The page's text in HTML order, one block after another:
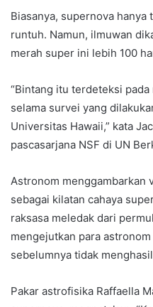
Biasanya, supernova
runtuh. Namun, ilmuwan
merah super ini lebih 100
“Bintang itu terdeteksi
selama survei yang
Universitas Hawaii,” kata
pascasarjana NSF di UN
Astronom menggambarkan
sebagai kilatan cahaya
raksasa meledak dari
mengejutkan para
sebelumnya tidak
Pakar astrofisika Raffaella